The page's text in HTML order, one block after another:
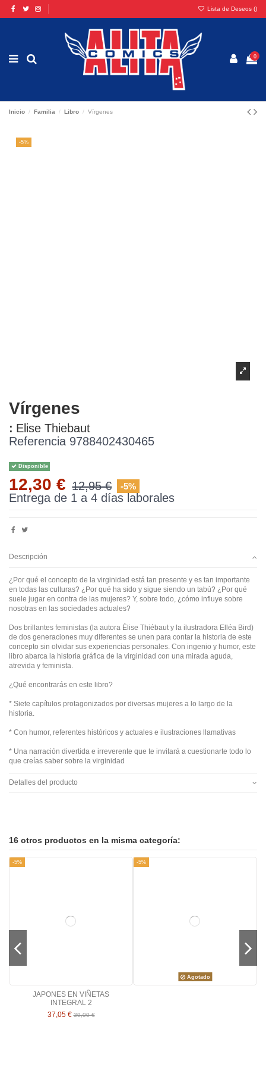
Lista de Deseos ()
0
Inicio Familia Libro Vírgenes
-5%
Vírgenes
: Elise Thiebaut
Referencia 9788402430465
Disponible
12,30 € 12,95 € -5%
Entrega de 1 a 4 días laborales
Descripción
¿Por qué el concepto de la virginidad está tan presente y es tan importante
en todas las culturas? ¿Por qué ha sido y sigue siendo un tabú? ¿Por qué
suele jugar en contra de las mujeres? Y, sobre todo, ¿cómo influye sobre
nosotras en las sociedades actuales?
Dos brillantes feministas (la autora Élise Thiébaut y la ilustradora Elléa Bird)
de dos generaciones muy diferentes se unen para contar la historia de este
concepto sin olvidar sus experiencias personales. Con ingenio y humor, este
libro abarca la historia gráfica de la virginidad con una mirada aguda,
atrevida y feminista.
¿Qué encontrarás en este libro?
* Siete capítulos protagonizados por diversas mujeres a lo largo de la
historia.
* Con humor, referentes históricos y actuales e ilustraciones llamativas
* Una narración divertida e irreverente que te invitará a cuestionarte todo lo
que creías saber sobre la virginidad
Detalles del producto
16 otros productos en la misma categoría:
-5%
JAPONES EN VIÑETAS
INTEGRAL 2
37,05 €39,00 €
-5%
Agotado